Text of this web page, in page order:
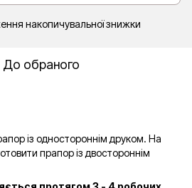
накопичувальної знижки
До обраного
із одностороннім друком. На
прапор із двостороннім